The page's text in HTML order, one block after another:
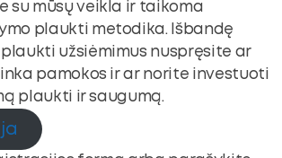
su mūsų veikla ir taikoma
plaukti metodika. Išbandę
plaukti užsiėmimus nuspręsite ar
pamokos ir ar norite investuoti
plaukti ir saugumą.